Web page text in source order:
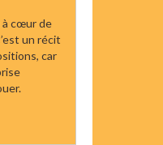
à cœur de
un récit
car